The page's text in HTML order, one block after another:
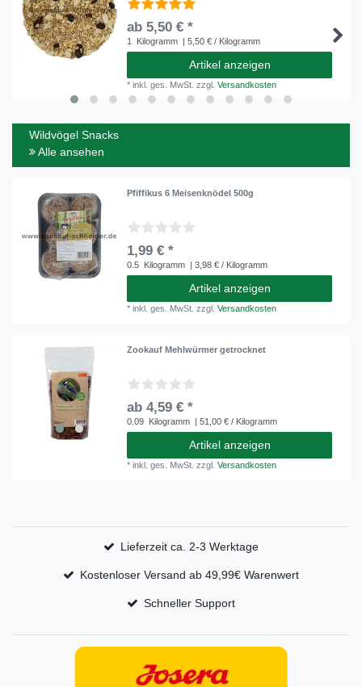
ab 5,50 € *
1 Kilogramm | 5,50 € / Kilogramm
Artikel anzeigen
*inkl. ges. MwSt. zzgl.Versandkosten
Wildvögel Snacks
Alle ansehen
Pfiffikus 6 Meisenknödel 500g
1,99 € *
0.5 Kilogramm | 3,98 € / Kilogramm
Artikel anzeigen
*inkl. ges. MwSt. zzgl.Versandkosten
Zookauf Mehlwürmer getrocknet
ab 4,59 € *
0.09 Kilogramm | 51,00 € / Kilogramm
Artikel anzeigen
*inkl. ges. MwSt. zzgl.Versandkosten
Lieferzeit ca. 2-3 Werktage
Kostenloser Versand ab 49,99€ Warenwert
Schneller Support